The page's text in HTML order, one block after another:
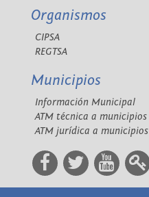
Organismos
CIPSA
REGTSA
Municipios
Información Municipal
ATM técnica a municipios
ATM jurídica a municipios